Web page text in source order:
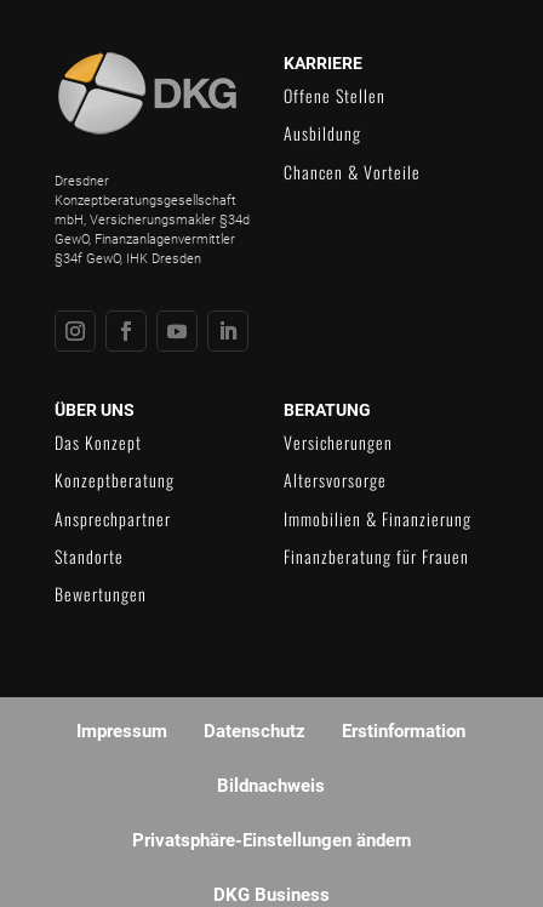
Dresdner
Konzeptberatungsgesellschaft
mbH, Versicherungsmakler §34d
GewO, Finanzanlagenvermittler
§34f GewO, IHK Dresden
KARRIERE
Offene Stellen
Ausbildung
Chancen & Vorteile
ÜBER UNS
Das Konzept
Konzeptberatung
Ansprechpartner
Standorte
Bewertungen
BERATUNG
Versicherungen
Altersvorsorge
Immobilien & Finanzierung
Finanzberatung für Frauen
Impressum Datenschutz Erstinformation
Bildnachweis
Privatsphäre-Einstellungen ändern
DKG Business